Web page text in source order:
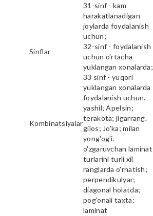
Sinflar
31-sinf - kam
harakatlanadigan
joylarda foydalanish
uchun;
32-sinf - foydalanish
uchun o'rtacha
yuklangan xonalarda;
33 sinf - yuqori
yuklangan xonalarda
foydalanish uchun.
Kombinatsiyalar
yashil; Apelsin;
terakota; jigarrang.
gilos; Jo'ka; milan
yong'og'i.
o'zgaruvchan laminat
turlarini turli xil
ranglarda o'rnatish;
perpendikulyar;
diagonal holatda;
pog'onali taxta;
laminat